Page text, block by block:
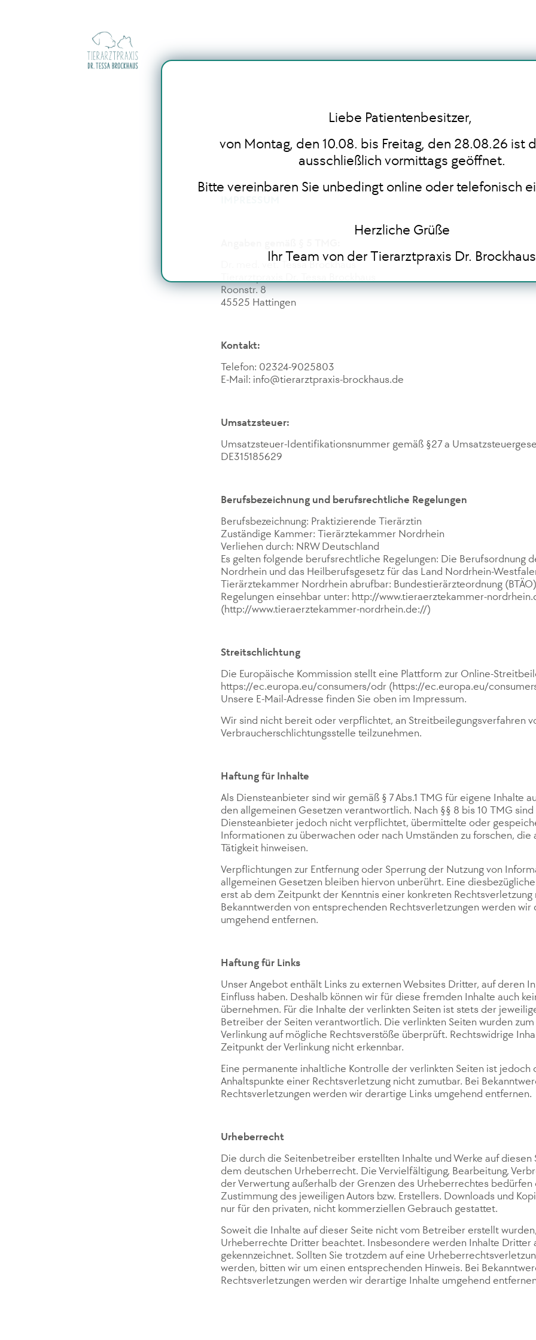
Dr. med. vet. Tessa Brockhaus
Roonstr. 8
45525 Hattingen
Kontakt:
Telefon: 02324-9025803
E-Mail: info@tierarztpraxis-brockhaus.de
Umsatzsteuer:
Umsatzsteuer-Identifikationsnummer gemäß §27 a
DE315185629
Berufsbezeichnung und berufsrechtliche Regelungen
Berufsbezeichnung: Praktizierende Tierärztin
Zuständige Kammer: Tierärztekammer Nordrhein
Verliehen durch: NRW Deutschland
Es gelten folgende berufsrechtliche Regelungen: Die Berufsordnung
Nordrhein und das Heilberufsgesetz für das Land Nordrhein-
Tierärztekammer Nordrhein abrufbar: Bundestierärzteordnung (BTÄO)
Regelungen einsehbar unter: http://www.tieraerztekammer-
(http://www.tieraerztekammer-nordrhein.de://)
Streitschlichtung
Die Europäische Kommission stellt eine Plattform zur Online-
https://ec.europa.eu/consumers/odr (https://ec.europa.eu/
Unsere E-Mail-Adresse finden Sie oben im Impressum.
Wir sind nicht bereit oder verpflichtet, an Streitbeilegungsverfahren
Verbraucherschlichtungsstelle teilzunehmen.
Haftung für Inhalte
Als Diensteanbieter sind wir gemäß § 7 Abs.1 TMG für eigene Inhalte
den allgemeinen Gesetzen verantwortlich. Nach §§ 8 bis 10 TMG sind
Diensteanbieter jedoch nicht verpflichtet, übermittelte oder
Informationen zu überwachen oder nach Umständen zu forschen,
Tätigkeit hinweisen.
Verpflichtungen zur Entfernung oder Sperrung der Nutzung von
allgemeinen Gesetzen bleiben hiervon unberührt. Eine
erst ab dem Zeitpunkt der Kenntnis einer konkreten Rechtsverletzung
Bekanntwerden von entsprechenden Rechtsverletzungen werden wir
umgehend entfernen.
Haftung für Links
Unser Angebot enthält Links zu externen Websites Dritter, auf deren
Einfluss haben. Deshalb können wir für diese fremden Inhalte auch
übernehmen. Für die Inhalte der verlinkten Seiten ist stets der
Betreiber der Seiten verantwortlich. Die verlinkten Seiten wurden
Verlinkung auf mögliche Rechtsverstöße überprüft. Rechtswidrige
Zeitpunkt der Verlinkung nicht erkennbar.
Eine permanente inhaltliche Kontrolle der verlinkten Seiten ist jedoch
Anhaltspunkte einer Rechtsverletzung nicht zumutbar. Bei
Rechtsverletzungen werden wir derartige Links umgehend entfernen.
Urheberrecht
Die durch die Seitenbetreiber erstellten Inhalte und Werke auf diesen
dem deutschen Urheberrecht. Die Vervielfältigung, Bearbeitung,
der Verwertung außerhalb der Grenzen des Urheberrechtes
Zustimmung des jeweiligen Autors bzw. Erstellers. Downloads und
nur für den privaten, nicht kommerziellen Gebrauch gestattet.
Soweit die Inhalte auf dieser Seite nicht vom Betreiber erstellt
Urheberrechte Dritter beachtet. Insbesondere werden Inhalte Dritter
gekennzeichnet. Sollten Sie trotzdem auf eine
werden, bitten wir um einen entsprechenden Hinweis. Bei
Rechtsverletzungen werden wir derartige Inhalte umgehend
Liebe Patientenbesitzer,
von Montag, den 10.08. bis Freitag, den 28.08.26 ist
ausschließlich vormittags geöffnet.
Bitte vereinbaren Sie unbedingt online oder telefonisch
Herzliche Grüße
Ihr Team von der Tierarztpraxis Dr. Brockhaus